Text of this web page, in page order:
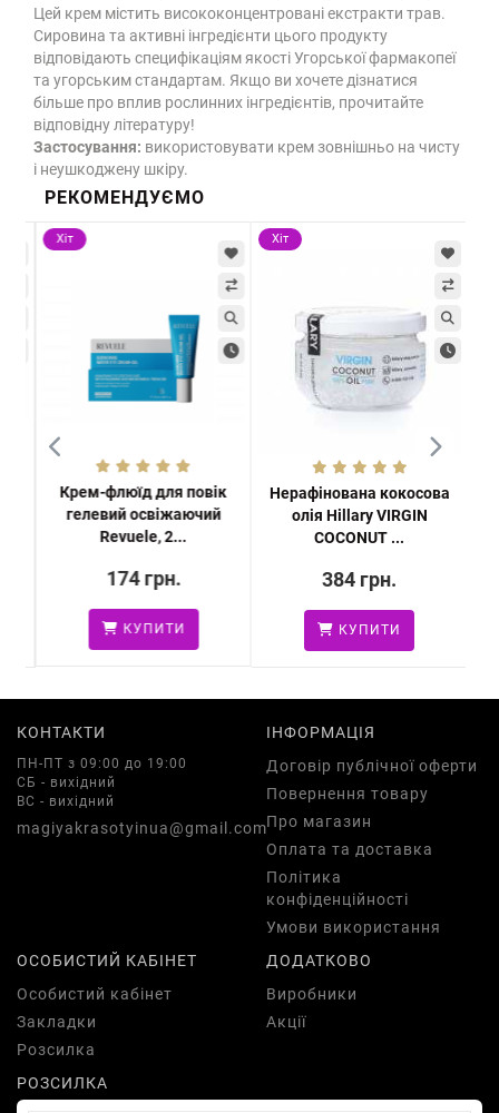
Цей крем містить висококонцентровані екстракти трав.
Сировина та активні інгредієнти цього продукту
відповідають специфікаціям якості Угорської фармакопеї
та угорським стандартам. Якщо ви хочете дізнатися
більше про вплив рослинних інгредієнтів, прочитайте
відповідну літературу!
Застосування: використовувати крем зовнішньо на чисту
і неушкоджену шкіру.
РЕКОМЕНДУЄМО
Хіт
Крем-флюїд для повік
гелевий освіжаючий
Revuele, 2...
174 грн.
КУПИТИ
Хіт
Нерафінована кокосова
олія Hillary VIRGIN
COCONUT ...
384 грн.
КУПИТИ
КОНТАКТИ
ПН-ПТ з 09:00 до 19:00
СБ - вихідний
ВС - вихідний
magiyakrasotyinua@gmail.com
ІНФОРМАЦІЯ
Договір публічної оферти
Повернення товару
Про магазин
Оплата та доставка
Політика
конфіденційності
Умови використання
ОСОБИСТИЙ КАБІНЕТ
Особистий кабінет
Закладки
Розсилка
ДОДАТКОВО
Виробники
Акції
РОЗСИЛКА